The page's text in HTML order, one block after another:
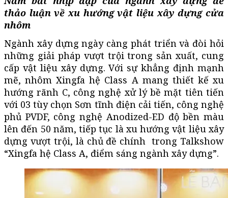
thảo luận về xu hướng vật liệu xây dựng cửa
nhôm
Ngành xây dựng ngày càng phát triển và đòi hỏi
những giải pháp vượt trội trong sản xuất, cung
cấp vật liệu xây dựng. Với sự khẳng định mạnh
mẽ, nhôm Xingfa hệ Class A mang thiết kế xu
hướng rãnh C, công nghệ xử lý bề mặt tiên tiến
với 03 tùy chọn Sơn tĩnh điện cải tiến, công nghệ
phủ PVDF, công nghệ Anodized-ED độ bền màu
lên đến 50 năm, tiếp tục là xu hướng vật liệu xây
dựng vượt trội, là chủ đề chính trong Talkshow
“Xingfa hệ Class A, điểm sáng ngành xây dựng”.